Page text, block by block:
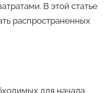
В этой статье
распространенных
для начала